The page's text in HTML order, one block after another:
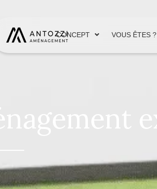
CONCEPT VOUS ÊTES ?